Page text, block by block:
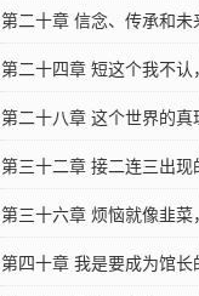
第二十章 信念、传承和未
第二十四章 短这个我不
希望
第二十八章 这个世界的
换
第三十二章 接二连三出现
第三十六章 烦恼就像韭
茬
第四十章 我是要成为馆长